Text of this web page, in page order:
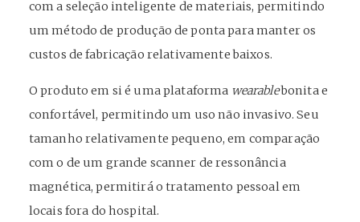
com a seleção inteligente de materiais, permitindo
um método de produção de ponta para manter os
custos de fabricação relativamente baixos.
O produto em si é uma plataforma wearablebonita e
confortável, permitindo um uso não invasivo. Seu
tamanho relativamente pequeno, em comparação
com o de um grande scanner de ressonância
magnética, permitirá o tratamento pessoal em
locais fora do hospital.